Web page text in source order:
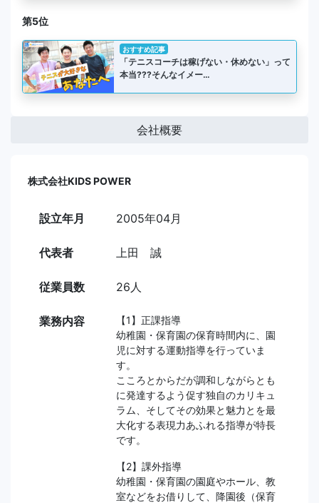
第5位
おすすめ記事
「テニスコーチは稼げない・休めない」って
本当???そんなイメー…
会社概要
株式会社KIDS POWER
設立年月 2005年04月
代表者 上田 誠
従業員数 26人
業務内容
【1】正課指導
幼稚園・保育園の保育時間内に、園
児に対する運動指導を行っていま
す。
こころとからだが調和しながらとも
に発達するよう促す独自のカリキュ
ラム、そしてその効果と魅力とを最
大化する表現力あふれる指導が特長
です。
【2】課外指導
幼稚園・保育園の園庭やホール、教
室などをお借りして、降園後（保育